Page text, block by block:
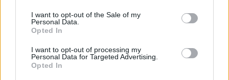
I want to opt-out of the Sale of my
Personal Data.
Opted In
I want to opt-out of processing my
Personal Data for Targeted Advertising.
Opted In
In evidenza